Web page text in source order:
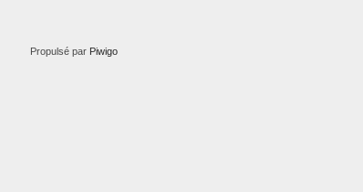
Propulsé par Piwigo